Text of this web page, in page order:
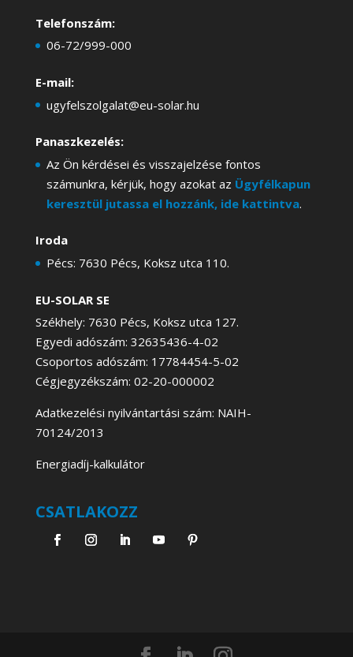
Telefonszám:
06-72/999-000
E-mail:
ugyfelszolgalat@eu-solar.hu
Panaszkezelés:
Az Ön kérdései és visszajelzése fontos
számunkra, kérjük, hogy azokat az Ügyfélkapun
keresztül jutassa el hozzánk, ide kattintva.
Iroda
Pécs: 7630 Pécs, Koksz utca 110.
EU-SOLAR SE
Székhely: 7630 Pécs, Koksz utca 127.
Egyedi adószám: 32635436-4-02
Csoportos adószám: 17784454-5-02
Cégjegyzékszám: 02-20-000002
Adatkezelési nyilvántartási szám: NAIH-
70124/2013
Energiadíj-kalkulátor
CSATLAKOZZ